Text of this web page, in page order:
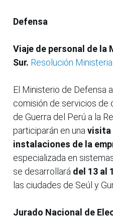
Defensa
Viaje de personal de la
Sur. Resolución
El Ministerio de Defensa
comisión de servicios de
de Guerra del Perú a la
participarán en una visita
instalaciones de la
especializada en
se desarrollará del 13 al
las ciudades de Seúl y
Jurado Nacional de